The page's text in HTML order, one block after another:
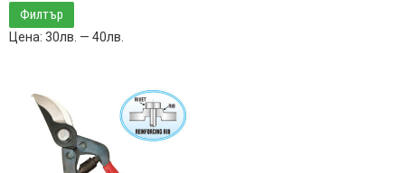
Минимална
цена
Максимална
цена
Филтър
Цена: 30лв. — 40лв.